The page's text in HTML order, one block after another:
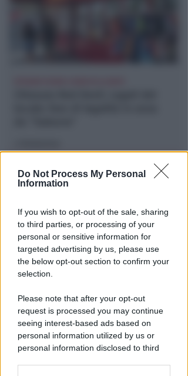
Do Not Process My Personal
Information
If you wish to opt-out of the sale, sharing
to third parties, or processing of your
personal or sensitive information for
targeted advertising by us, please use
the below opt-out section to confirm your
selection.
Please note that after your opt-out
request is processed you may continue
seeing interest-based ads based on
personal information utilized by us or
personal information disclosed to third
ECAD, IL 23 OTTOBRE
internazionale "contro le
droghe". Spinelli: orgogliosa
diRedazione